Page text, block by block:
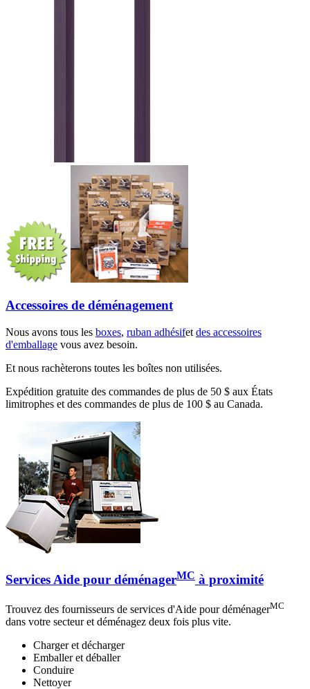
Accessoires de déménagement
Nous avons tous les boxes, ruban adhésifet des accessoires
d'emballage vous avez besoin.
Et nous rachèterons toutes les boîtes non utilisées.
Expédition gratuite des commandes de plus de 50 $ aux États
limitrophes et des commandes de plus de 100 $ au Canada.
Services Aide pour déménagerMC à proximité
Trouvez des fournisseurs de services d'Aide pour déménagerMC
dans votre secteur et déménagez deux fois plus vite.
Charger et décharger
Emballer et déballer
Conduire
Nettoyer